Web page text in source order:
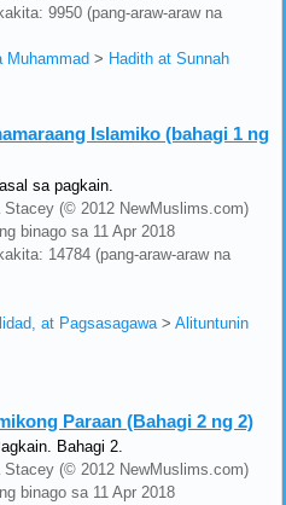
9950 (pang-araw-araw na
Muhammad > Hadith at Sunnah
Islamiko (bahagi 1 ng
sa pagkain.
(© 2012 NewMuslims.com)
binago sa 11 Apr 2018
14784 (pang-araw-araw na
at Pagsasagawa> Alituntunin
Paraan (Bahagi 2 ng 2)
Bahagi 2.
(© 2012 NewMuslims.com)
binago sa 11 Apr 2018